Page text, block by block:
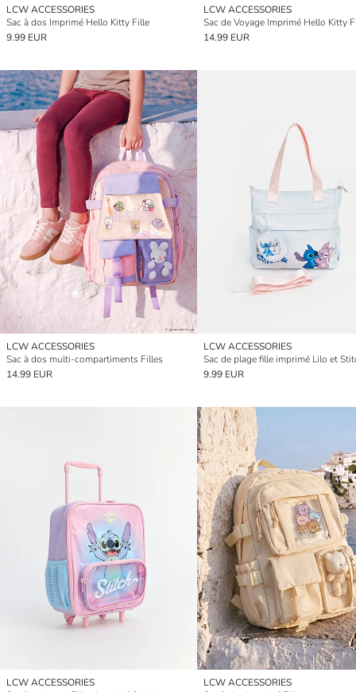
LCW ACCESSORIES
Sac à dos Imprimé Hello Kitty Fille
9.99 EUR
LCW ACCESSORIES
Sac de Voyage Imprimé Hello Kitty
14.99 EUR
LCW ACCESSORIES
Sac à dos multi-compartiments Filles
14.99 EUR
LCW ACCESSORIES
Sac de plage fille imprimé Lilo et
9.99 EUR
LCW ACCESSORIES
LCW ACCESSORIES